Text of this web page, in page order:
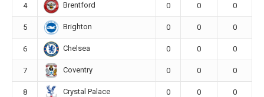
4 Brentford 0 0 0
5 Brighton 0 0 0
6 Chelsea 0 0 0
7 Coventry 0 0 0
8 Crystal Palace 0 0 0